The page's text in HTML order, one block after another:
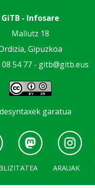
GiTB - Infosare
Mallutz 18
Gipuzkoa
54 77 - gitb@gitb.eus
garatua
ARAUAK